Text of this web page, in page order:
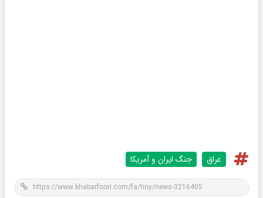
عراق جنگ ایران و آمریکا